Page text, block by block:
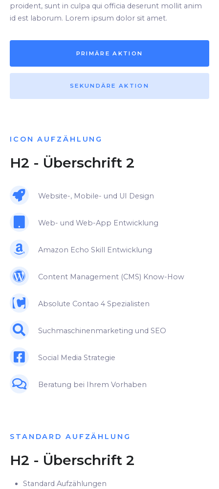
proident, sunt in culpa qui officia deserunt mollit anim
id est laborum. Lorem ipsum dolor sit amet.
PRIMÄRE AKTION
SEKUNDÄRE AKTION
ICON AUFZÄHLUNG
H2 - Überschrift 2
Website-, Mobile- und UI Design
Web- und Web-App Entwicklung
Amazon Echo Skill Entwicklung
Content Management (CMS) Know-How
Absolute Contao 4 Spezialisten
Suchmaschinenmarketing und SEO
Social Media Strategie
Beratung bei Ihrem Vorhaben
STANDARD AUFZÄHLUNG
H2 - Überschrift 2
Standard Aufzählungen